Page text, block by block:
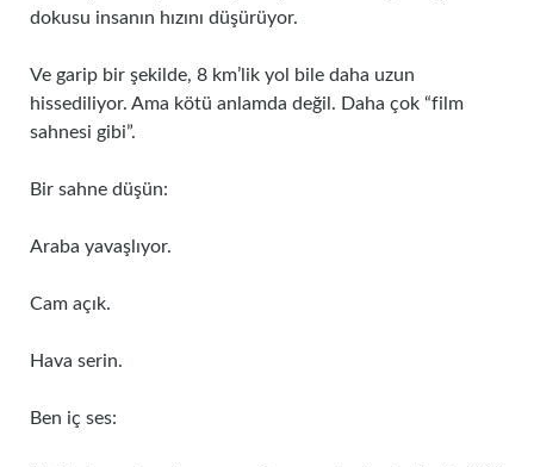
dokusu insanın hızını düşürüyor.
Ve garip bir şekilde, 8 km’lik yol bile daha uzun
hissediliyor. Ama kötü anlamda değil. Daha çok “film
sahnesi gibi”.
Bir sahne düşün:
Araba yavaşlıyor.
Cam açık.
Hava serin.
Ben iç ses: